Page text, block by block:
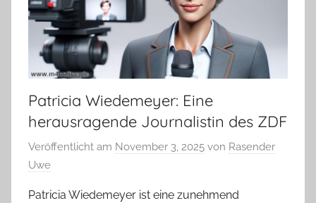
Patricia Wiedemeyer: Eine
herausragende Journalistin des ZDF
Veröffentlicht am November 3, 2025 von Rasender
Uwe
Patricia Wiedemeyer ist eine zunehmend